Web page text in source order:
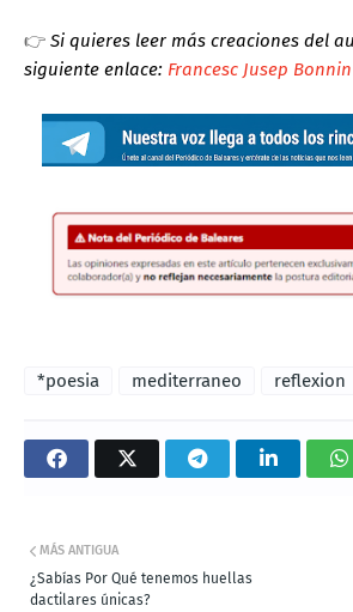
👉 Si quieres leer más creaciones del
siguiente enlace: Francesc Jusep Bonnin
*poesia mediterraneo reflexion
MÁS ANTIGUA
¿Sabías Por Qué tenemos huellas
dactilares únicas?